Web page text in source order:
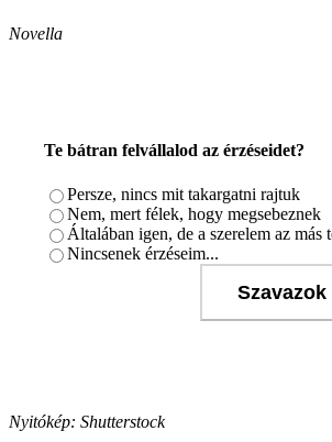
Novella
Te bátran felvállalod az érzéseidet?
Persze, nincs mit takargatni rajtuk
Nem, mert félek, hogy megsebeznek
Általában igen, de a szerelem az más
Nincsenek érzéseim...
Szavazok
Nyitókép: Shutterstock